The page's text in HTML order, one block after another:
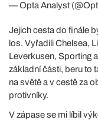
— Opta Analyst
Jejich cesta do finále
los. Vyřadili Chelsea,
Leverkusen, Sporting
základní části, beru to
na světě a v cestě za
protivníky.
V zápase se mi líbil